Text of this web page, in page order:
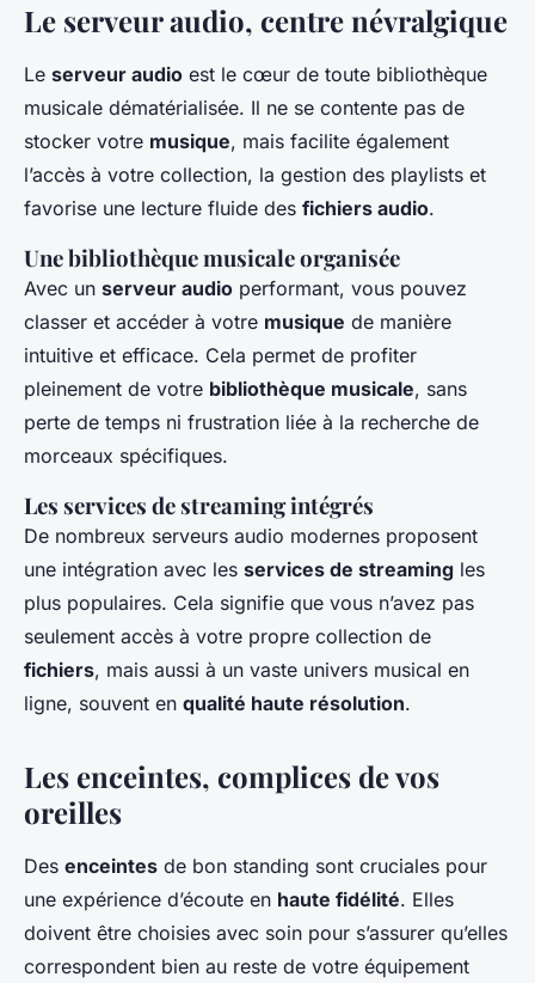
Le serveur audio, centre névralgique
Le serveur audio est le cœur de toute bibliothèque
musicale dématérialisée. Il ne se contente pas de
stocker votre musique, mais facilite également
l’accès à votre collection, la gestion des playlists et
favorise une lecture fluide des fichiers audio.
Une bibliothèque musicale organisée
Avec un serveur audio performant, vous pouvez
classer et accéder à votre musique de manière
intuitive et efficace. Cela permet de profiter
pleinement de votre bibliothèque musicale, sans
perte de temps ni frustration liée à la recherche de
morceaux spécifiques.
Les services de streaming intégrés
De nombreux serveurs audio modernes proposent
une intégration avec les services de streaming les
plus populaires. Cela signifie que vous n’avez pas
seulement accès à votre propre collection de
fichiers, mais aussi à un vaste univers musical en
ligne, souvent en qualité haute résolution.
Les enceintes, complices de vos
oreilles
Des enceintes de bon standing sont cruciales pour
une expérience d’écoute en haute fidélité. Elles
doivent être choisies avec soin pour s’assurer qu’elles
correspondent bien au reste de votre équipement